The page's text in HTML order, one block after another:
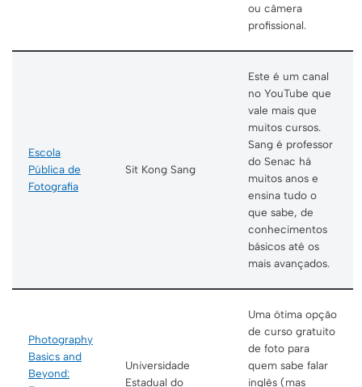
ou câmera
profissional.
Escola
Pública de
Fotografia
Sit Kong Sang
Este é um canal
no YouTube que
vale mais que
muitos cursos.
Sang é professor
do Senac há
muitos anos e
ensina tudo o
que sabe, de
conhecimentos
básicos até os
mais avançados.
Photography
Basics and
Beyond:
Universidade
Estadual do
Uma ótima opção
de curso gratuito
de foto para
quem sabe falar
inglês (mas